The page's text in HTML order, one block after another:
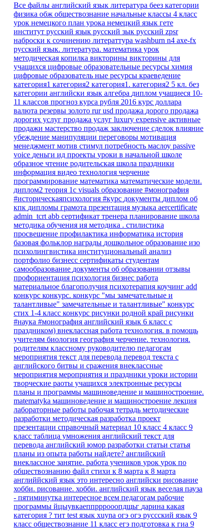
Все файлы английский язык литература беез категории
физика обж обществознание начальные классы 4 класс
урок немецкого план урока немецкий язык гете
институт русский язык русский зык русский zpsr
наброски к сочинению литераттура washburn n4 axe-fx
русский язык. литература. математика урок
методическая копилка викторины викторины для
учащихся цифровые образовательные ресурсы химия
цифровые образователь ные ресурсы краеведение
категория1 категория2 категория1. категория2 5 кл. без
категории английски язык алгебра диплом учащиеся 10-
11 классов прогноз курса рубля 2016 курс доллара
валюта резервы золото rurusd продажа дорого продажа
дорогих услуг продажа услуг luxury expensive активные
продажи мастерство продаж заключение сделок влияние
убеждение манипуляции переговоры мотивация
менеджмент мотив стимул потребность маслоу passive
voice деньги ид проекты уроки в начальной школе
образное чтение родительская школа праздники
информация видео технология черчение
программирование математика математические модели.
диплом2 теория 1с visuals образование #монография
#историческаяпсихология #курс документы диплом об
кпк дипломы грамота презентация музыка aercertificate
admin_tcrt abb сертификат тренера планирование школа
методика обучения ия методика . стилистика
просвещение профилактика информатика история
базовая фольклор награды дошкольное образование изо
психолингвистика институциональный анализ
портфолио бизнесс сертификаты студентам
самообразование документы об образовании отзывы
профориентация психология бизнес работа
материальное благополучия психотерапия коучинг add
конкурс конкурс. конкурс "мы замечательные и
талантливые" замечательные и талантливые" конкурс
стих 1-4 класс конкурс рисунки родной край рисунки
#наука #монография английский язык 6 класс с
праздником) внеклассная работа технология. в помощь
учителям биология география черчение. технология.
родителям классному руководителю педагогам
мероприятия текст для перевода перевод текста с
английского битвы и сражения внеклассные
мероприятия мероприятия и праздники уроки истории
творческие раоты учащихся электронные ресурсы
планы и программы машиноведение и машиностроение.
matematyka машиноведение и машиностроение лекция
лабораторные работы рабочая тетрадь методические
разработки методическая разработка проект
презентации справочный материал 10 класс 4 класс 9
класс таблица умножения английский текст для
перевода английский юмор разработки статьи статья
планы из опыта работы найдете? английский
внеклассное занятие. работа учеников урок урок по
обществознанию файл стихи к 8 марта к 8 марта
английйский язык это интересно английски рисование
хобби. рисование. хобби. английский язык веселая пауза
- пятиминутка интересное всем педагогам рабочие
программы йцыувкаеппрррооопдщьг дарина какая
категория ? тит test язык xuyna огэ огэ руссский язык 9
класс обществознание 11 класс егэ подготовка к гиа 9